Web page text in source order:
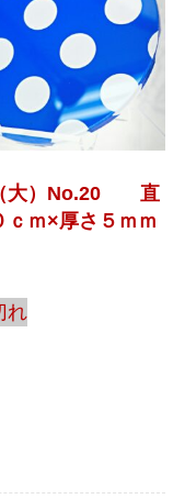
大）No.20 直
ｃｍ×厚さ５ｍｍ
れ